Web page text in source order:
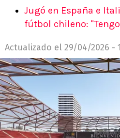
Jugó en España e
fútbol chileno:
Actualizado el 29/04/2026 -